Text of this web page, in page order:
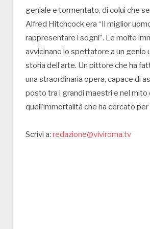
geniale e tormentato, di colui che
Alfred Hitchcock era “Il miglior
rappresentare i sogni”. Le molte
avvicinano lo spettatore a un genio
storia dell’arte. Un pittore che ha
una straordinaria opera, capace di
posto tra i grandi maestri e nel mito
quell’immortalità che ha cercato
Scrivi a: redazione@viviroma.tv